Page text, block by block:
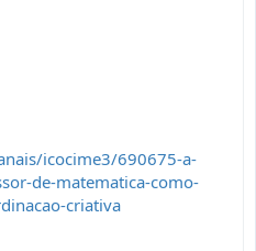
icocime3/690675-a-
de-matematica-como-
criativa